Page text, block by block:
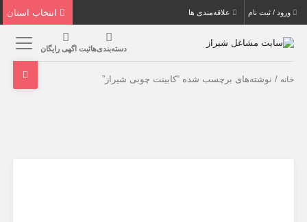
ورود / ثبت نام علاقه‌مندی ها
دسته‌بندی‌هاثبت اگهی رایگان
خانه / نوشته‌های برچسب شده “کابینت چوبی شیراز”